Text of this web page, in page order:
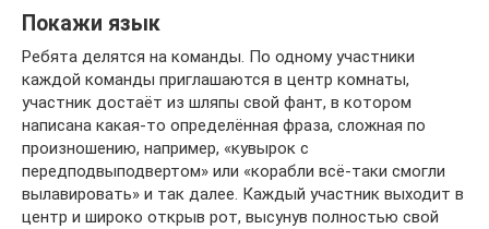
Покажи язык
Ребята делятся на команды. По одному участники
каждой команды приглашаются в центр комнаты,
участник достаёт из шляпы свой фант, в котором
написана какая-то определённая фраза, сложная по
произношению, например, «кувырок с
передподвыподвертом» или «корабли всё-таки смогли
вылавировать» и так далее. Каждый участник выходит в
центр и широко открыв рот, высунув полностью свой